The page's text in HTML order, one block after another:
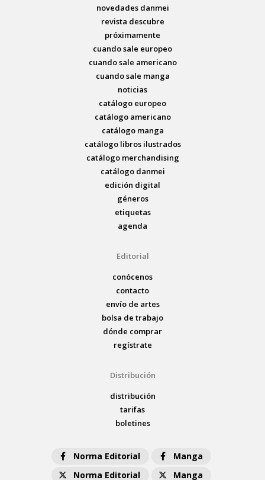
novedades danmei
revista descubre
próximamente
cuando sale europeo
cuando sale americano
cuando sale manga
noticias
catálogo europeo
catálogo americano
catálogo manga
catálogo libros ilustrados
catálogo merchandising
catálogo danmei
edición digital
géneros
etiquetas
agenda
Editorial
conócenos
contacto
envío de artes
bolsa de trabajo
dónde comprar
regístrate
Distribución
distribución
tarifas
boletines
Norma Editorial
Manga
Norma Editorial
Manga